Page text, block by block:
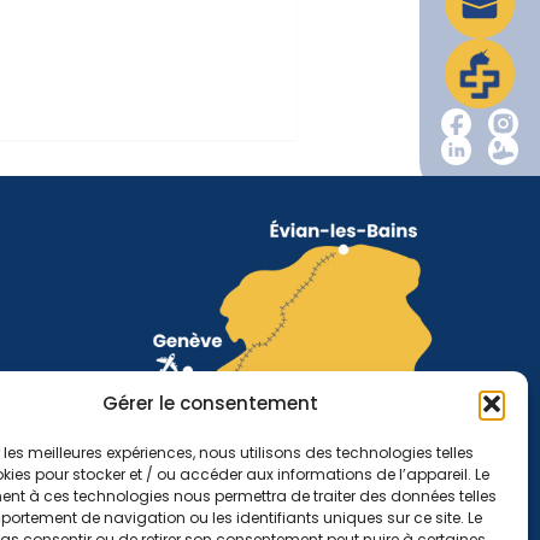
Gérer le consentement
les meilleures expériences, nous utilisons des technologies telles
pour stocker et / ou accéder aux informations de l’appareil. Le
à ces technologies nous permettra de traiter des données telles
de navigation ou les identifiants uniques sur ce site. Le